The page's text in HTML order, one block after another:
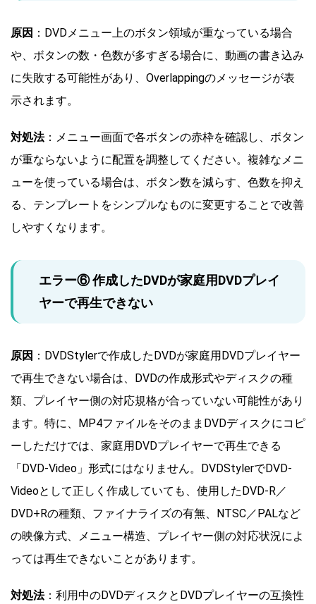
原因 ：DVDメニュー上のボタン領域が重なっている場合
や、ボタンの数・色数が多すぎる場合に、動画の書き込み
に失敗する可能性があり、Overlappingのメッセージが表
示されます。
対処法：メニュー画面で各ボタンの赤枠を確認し、ボタン
が重ならないように配置を調整してください。複雑なメニ
ューを使っている場合は、ボタン数を減らす、色数を抑え
る、テンプレートをシンプルなものに変更することで改善
しやすくなります。
エラー⑥ 作成したDVDが家庭用DVDプレイ
ヤーで再生できない
原因 ：DVDStylerで作成したDVDが家庭用DVDプレイヤー
で再生できない場合は、DVDの作成形式やディスクの種
類、プレイヤー側の対応規格が合っていない可能性があり
ます。特に、MP4ファイルをそのままDVDディスクにコピ
ーしただけでは、家庭用DVDプレイヤーで再生できる
「DVD-Video」形式にはなりません。DVDStylerでDVD-
Videoとして正しく作成していても、使用したDVD-R／
DVD+Rの種類、ファイナライズの有無、NTSC／PALなど
の映像方式、メニュー構造、プレイヤー側の対応状況によ
っては再生できないことがあります。
対処法：利用中のDVDディスクとDVDプレイヤーの互換性